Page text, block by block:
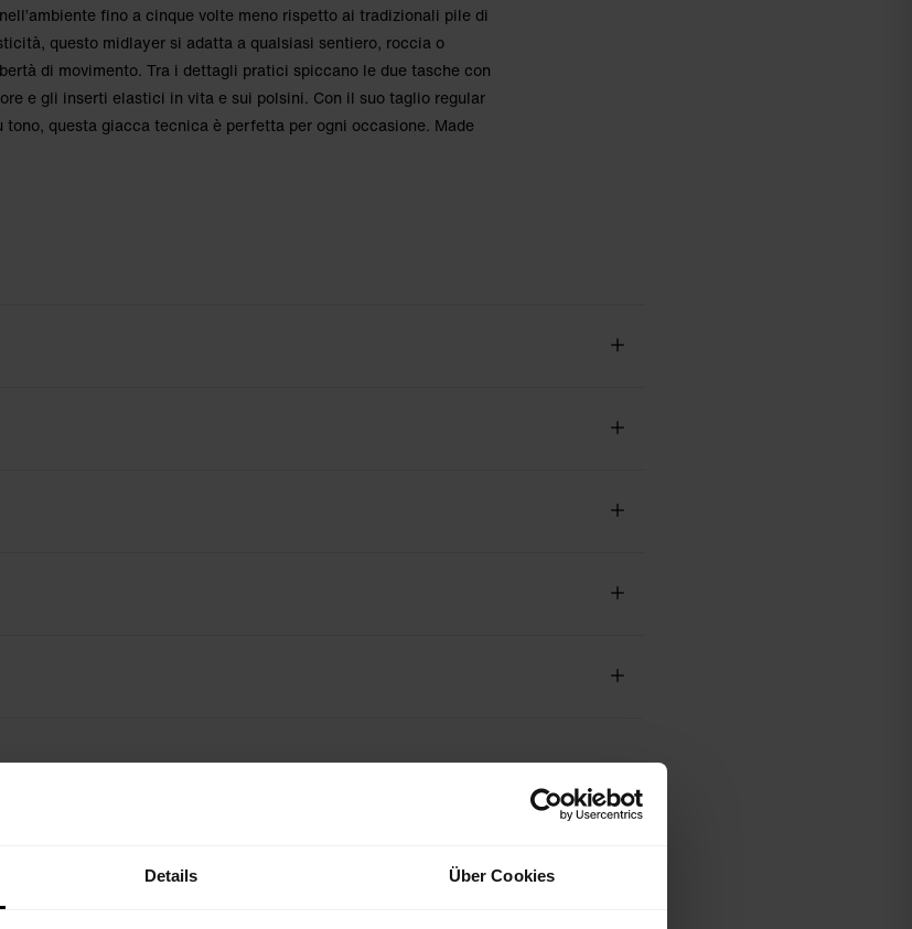
Details Über Cookies
fino a cinque volte meno rispetto ai tradizionali pile di
questo midlayer si adatta a qualsiasi sentiero, roccia o
di movimento. Tra i dettagli pratici spiccano le due tasche con
e gli inserti elastici in vita e sui polsini. Con il suo taglio regular
questa giacca tecnica è perfetta per ogni occasione. Made